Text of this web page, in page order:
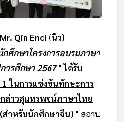
Mr. Qin Enci (นิว)
กศึกษาโครงการอบรมภาษา
ารศึกษา 2567 " ได้รับ
ในการแข่งขันทักษะการ
ล่าวสุนทรพจน์ภาษาไทย
สำหรับนักศึกษาจีน) " สถาน